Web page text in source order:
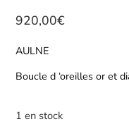
920,00€
AULNE
Boucle d ‘oreilles or et
1 en stock